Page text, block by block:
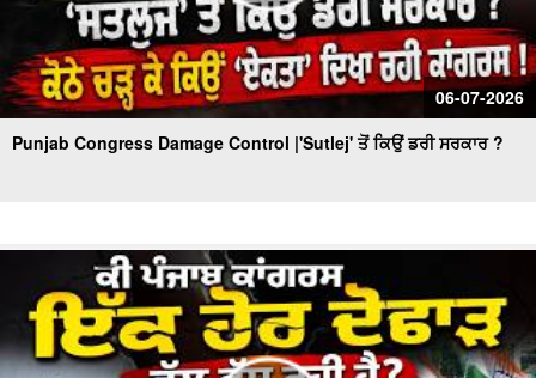
06-07-2026
Punjab Congress Damage Control |'Sutlej' ਤੋਂ ਕਿਉਂ ਡਰੀ ਸਰਕਾਰ ?